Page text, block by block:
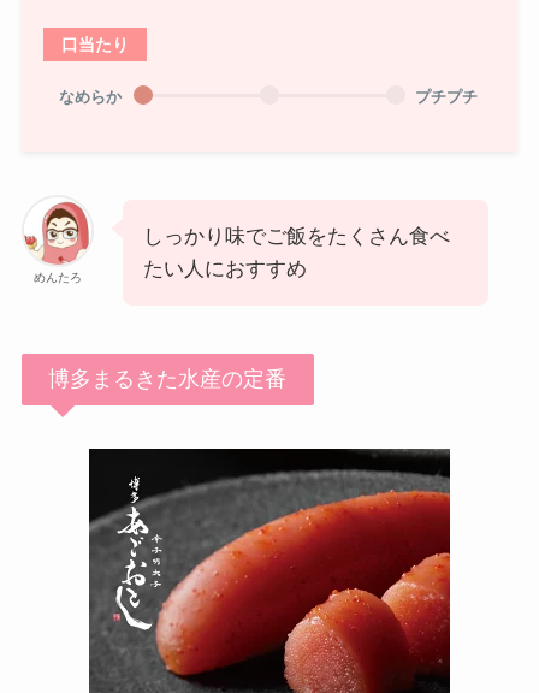
口当たり
なめらか プチプチ
めんたろ
しっかり味でご飯をたくさん食べ
たい人におすすめ
博多まるきた水産の定番